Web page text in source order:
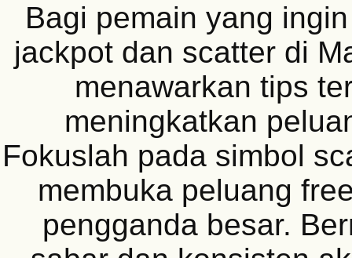
Bagi pemain yang
jackpot dan scatter di
menawarkan tips
meningkatkan
Fokuslah pada simbol
membuka peluang
pengganda besar.